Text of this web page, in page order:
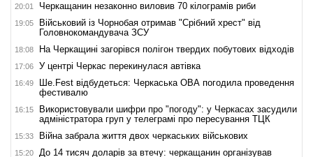
20:01 Черкащанин незаконно виловив 70 кілограмів риби
19:05
Військовий із Чорнобая отримав "Срібний хрест" від
Головнокомандувача ЗСУ
18:08 На Черкащині загорівся полігон твердих побутових відходів
17:06 У центрі Черкас перекинулася автівка
16:49
Ше.Fest відбудеться: Черкаська ОВА погодила проведення
фестивалю
16:15
Використовували шифри про "погоду": у Черкасах засудили
адміністратора груп у телеграмі про пересування ТЦК
15:33 Війна забрала життя двох черкаських військових
15:20 До 14 тисяч доларів за втечу: черкащанин організував